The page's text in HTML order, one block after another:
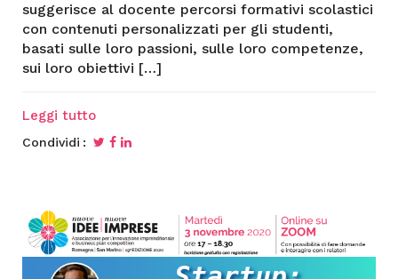
suggerisce al docente percorsi formativi scolastici
con contenuti personalizzati per gli studenti,
basati sulle loro passioni, sulle loro competenze,
sui loro obiettivi […]
Leggi tutto
Condividi